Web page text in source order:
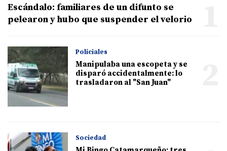
Escándalo: familiares de un difunto se
pelearon y hubo que suspender el velorio
Policiales
Manipulaba una escopeta y se
disparó accidentalmente: lo
trasladaron al "San Juan"
Sociedad